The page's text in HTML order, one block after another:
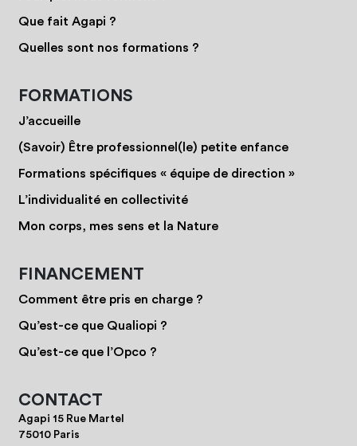
Que fait Agapi ?
Quelles sont nos formations ?
FORMATIONS
J’accueille
(Savoir) Être professionnel(le) petite enfance
Formations spécifiques « équipe de direction »
L’individualité en collectivité
Mon corps, mes sens et la Nature
FINANCEMENT
Comment être pris en charge ?
Qu’est-ce que Qualiopi ?
Qu’est-ce que l’Opco ?
CONTACT
Agapi 15 Rue Martel
75010 Paris